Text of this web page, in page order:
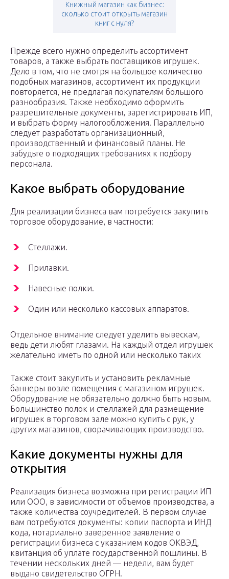
Книжный магазин как бизнес:
сколько стоит открыть магазин
книг с нуля?
Прежде всего нужно определить ассортимент
товаров, а также выбрать поставщиков игрушек.
Дело в том, что не смотря на большое количество
подобных магазинов, ассортимент их продукции
повторяется, не предлагая покупателям большого
разнообразия. Также необходимо оформить
разрешительные документы, зарегистрировать ИП,
и выбрать форму налогообложения. Параллельно
следует разработать организационный,
производственный и финансовый планы. Не
забудьте о подходящих требованиях к подбору
персонала.
Какое выбрать оборудование
Для реализации бизнеса вам потребуется закупить
торговое оборудование, в частности:
Стеллажи.
Прилавки.
Навесные полки.
Один или несколько кассовых аппаратов.
Отдельное внимание следует уделить вывескам,
ведь дети любят глазами. На каждый отдел игрушек
желательно иметь по одной или несколько таких
Также стоит закупить и установить рекламные
баннеры возле помещения с магазином игрушек.
Оборудование не обязательно должно быть новым.
Большинство полок и стеллажей для размещение
игрушек в торговом зале можно купить с рук, у
других магазинов, сворачивающих производство.
Какие документы нужны для
открытия
Реализация бизнеса возможна при регистрации ИП
или ООО, в зависимости от объемов производства, а
также количества соучредителей. В первом случае
вам потребуются документы: копии паспорта и ИНД
кода, нотариально заверенное заявление о
регистрации бизнеса с указанием кодов ОКВЭД,
квитанция об уплате государственной пошлины. В
течении нескольких дней — недели, вам будет
выдано свидетельство ОГРН.